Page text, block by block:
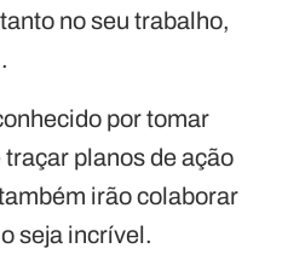
no seu trabalho,
por tomar
planos de ação
irão colaborar
seja incrível.